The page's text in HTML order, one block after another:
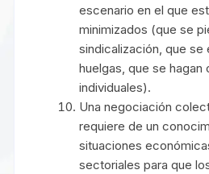
escenario en el que
minimizados (que se
sindicalización, que se
huelgas, que se hagan
individuales).
Una negociación
requiere de un
situaciones
sectoriales para que